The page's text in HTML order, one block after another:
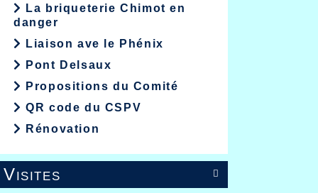
La briqueterie Chimot en
danger
Liaison ave le Phénix
Pont Delsaux
Propositions du Comité
QR code du CSPV
Rénovation

Visites